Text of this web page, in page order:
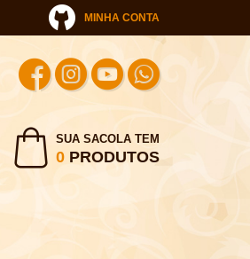
MINHA CONTA
SUA SACOLA TEM
0PRODUTOS